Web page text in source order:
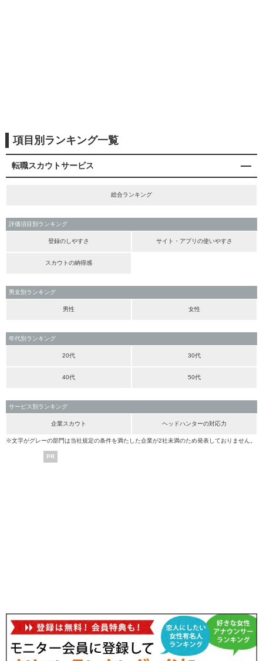
項目別ランキング一覧
転職スカウトサービス
総合ランキング
評価項目別ランキング
登録のしやすさ サイト・アプリの使いやすさ
スカウトの納得感
男女別ランキング
男性 女性
年代別ランキング
20代 30代
40代 50代
サービス別ランキング
企業スカウト ヘッドハンターの対応力
※文字がグレーの部門は当社規定の条件を満たした企業が2社未満のため発表しておりません。
PR